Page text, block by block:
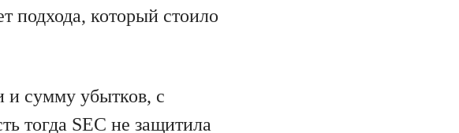
подхода, который стоило
и сумму убытков, с
тогда SEC не защитила